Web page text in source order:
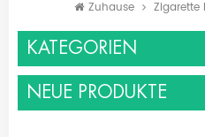
Zuhause Zigarette
KATEGORIEN
NEUE PRODUKTE